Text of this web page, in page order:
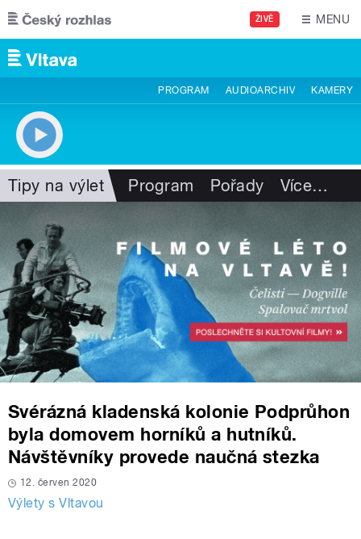
Přejít k hlavnímu obsahu
ŽIVĚ MENU
PROGRAM AUDIOARCHIV KAMERY
Tipy na výlet Program Pořady Více…
Svérázná kladenská kolonie Podprůhon
byla domovem horníků a hutníků.
Návštěvníky provede naučná stezka
12. červen 2020
Výlety s Vltavou